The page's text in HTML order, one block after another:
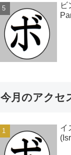
ビ
今月のアクセ
イ